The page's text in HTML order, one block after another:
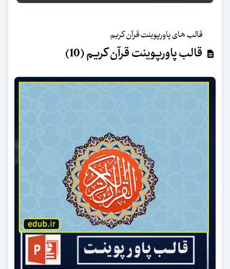
قالب های پاورپوینت قرآن کریم
قالب پاورپوینت قرآن کریم (10)